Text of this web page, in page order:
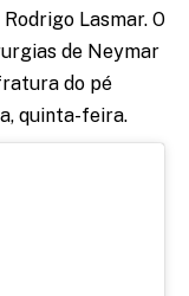
Lasmar. O
de Neymar
do pé
quinta-feira.